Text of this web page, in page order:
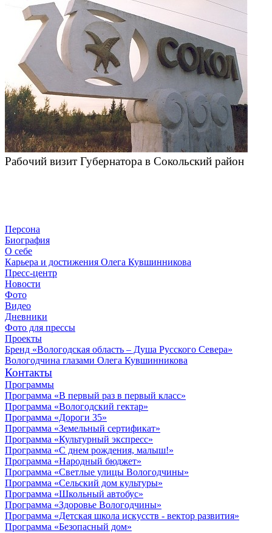
Рабочий визит Губернатора в Сокольский район
Персона
Биография
О себе
Карьера и достижения Олега Кувшинникова
Пресс-центр
Новости
Фото
Видео
Дневники
Фото для прессы
Проекты
Бренд «Вологодская область – Душа Русского Севера»
Вологодчина глазами Олега Кувшинникова
Контакты
Программы
Программа «В первый раз в первый класс»
Программа «Вологодский гектар»
Программа «Дороги 35»
Программа «Земельный сертификат»
Программа «Культурный экспресс»
Программа «С днем рождения, малыш!»
Программа «Народный бюджет»
Программа «Светлые улицы Вологодчины»
Программа «Сельский дом культуры»
Программа «Школьный автобус»
Программа «Здоровье Вологодчины»
Программа «Детская школа искусств - вектор развития»
Программа «Безопасный дом»